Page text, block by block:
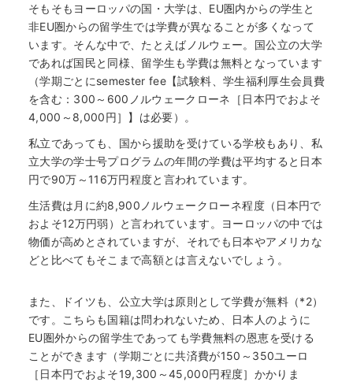
そもそもヨーロッパの国・大学は、EU圏内からの学生と
非EU圏からの留学生では学費が異なることが多くなって
います。そんな中で、たとえばノルウェー。国公立の大学
であれば国民と同様、留学生も学費は無料となっています
（学期ごとにsemester fee【試験料、学生福利厚生会員費
を含む：300～600ノルウェークローネ［日本円でおよそ
4,000～8,000円］】は必要）。
私立であっても、国から援助を受けている学校もあり、私
立大学の学士号プログラムの年間の学費は平均すると日本
円で90万～116万円程度と言われています。
生活費は月に約8,900ノルウェークローネ程度（日本円で
およそ12万円弱）と言われています。ヨーロッパの中では
物価が高めとされていますが、それでも日本やアメリカな
どと比べてもそこまで高額とは言えないでしょう。
また、ドイツも、公立大学は原則として学費が無料（*2）
です。こちらも国籍は問われないため、日本人のように
EU圏外からの留学生であっても学費無料の恩恵を受ける
ことができます（学期ごとに共済費が150～350ユーロ
［日本円でおよそ19,300～45,000円程度］かかりま